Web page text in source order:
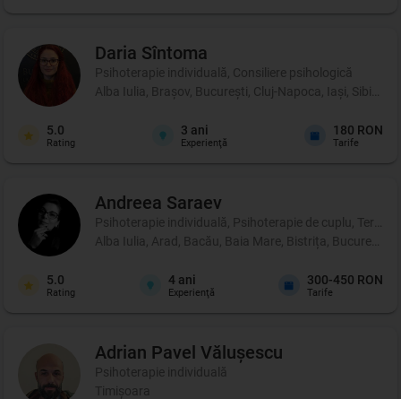
Daria Sîntoma
Psihoterapie individuală, Consiliere psihologică
Alba Iulia, Brașov, București, Cluj-Napoca, Iași, Sibiu,
5.0
Rating
3 ani
Experienţă
180 RON
Tarife
Andreea Saraev
Psihoterapie individuală, Psihoterapie de cuplu, Terapie
Alba Iulia, Arad, Bacău, Baia Mare, Bistrița, București,
5.0
Rating
4 ani
Experienţă
300-450 RON
Tarife
Adrian Pavel Vălușescu
Psihoterapie individuală
Timișoara